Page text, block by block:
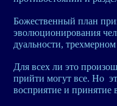
Божественный план
эволюционирования
дуальности,
Для всех ли это
прийти могут все. Но
восприятие и принятие